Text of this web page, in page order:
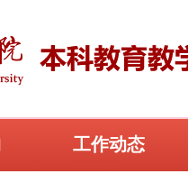
工作动态